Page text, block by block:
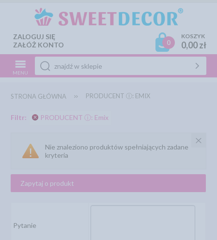
ZALOGUJ SIĘ
ZAŁÓŻ KONTO
0
KOSZYK
0,00 zł
MENU
STRONA GŁÓWNA PRODUCENT Ⓘ: EMIX
Filtr: PRODUCENT ⓘ: Emix
Nie znaleziono produktów spełniających zadane
kryteria
Zapytaj o produkt
Pytanie